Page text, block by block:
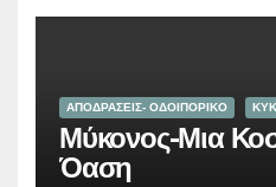
ΑΠΟΔΡΑΣΕΙΣ- ΟΔΟΙΠΟΡΙΚΟ
Μύκονος-Μια
Όαση